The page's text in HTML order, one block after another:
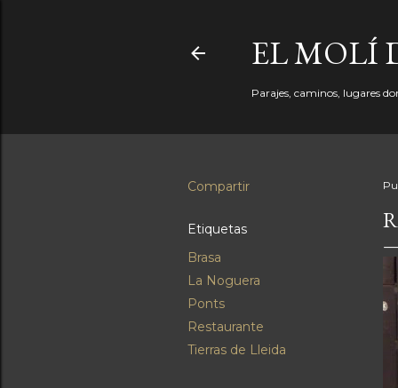
EL MOLÍ
Parajes, caminos, lugares
Compartir
Etiquetas
Brasa
La Noguera
Ponts
Restaurante
Tierras de Lleida